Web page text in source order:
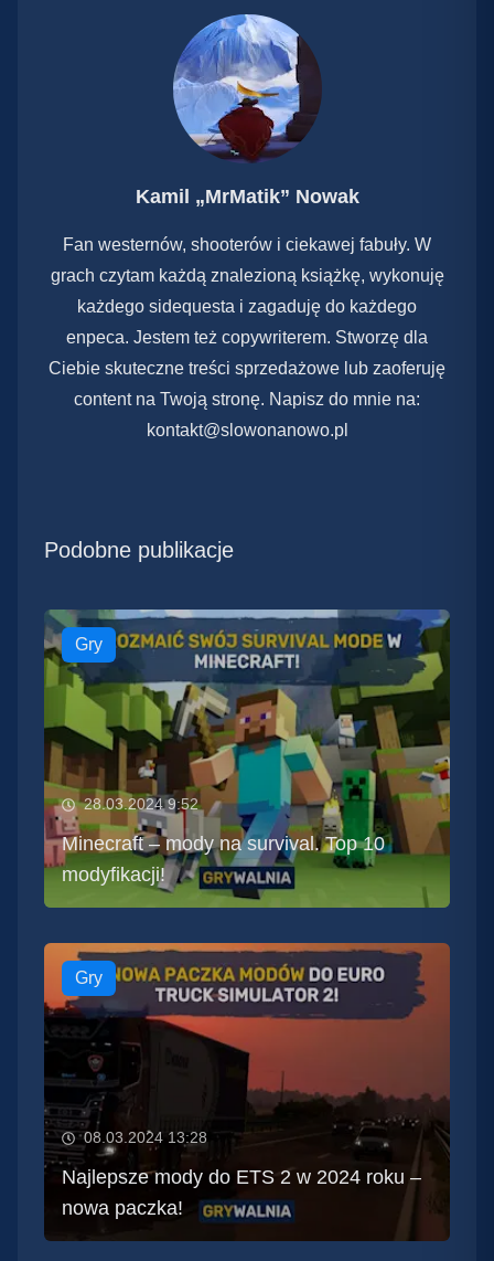
Kamil „MrMatik” Nowak
Fan westernów, shooterów i ciekawej fabuły. W
grach czytam każdą znalezioną książkę, wykonuję
każdego sidequesta i zagaduję do każdego
enpeca. Jestem też copywriterem. Stworzę dla
Ciebie skuteczne treści sprzedażowe lub zaoferuję
content na Twoją stronę. Napisz do mnie na:
kontakt@slowonanowo.pl
Podobne publikacje
Gry
28.03.2024 9:52
Minecraft – mody na survival. Top 10
modyfikacji!
Gry
08.03.2024 13:28
Najlepsze mody do ETS 2 w 2024 roku –
nowa paczka!